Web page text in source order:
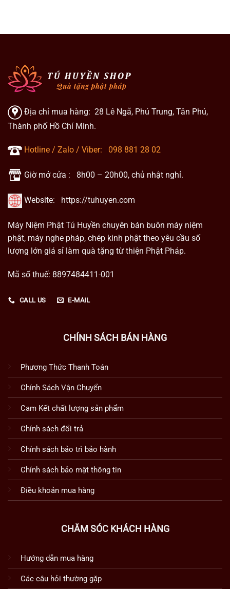
Địa chỉ mua hàng: 28 Lê Ngã, Phú Trung, Tân Phú,
Thành phố Hồ Chí Minh.
Hotline / Zalo / Viber: 098 881 28 02
Giờ mở cửa : 8h00 – 20h00, chủ nhật nghỉ.
Website: https://tuhuyen.com
Máy Niệm Phật Tú Huyền chuyên bán buôn máy niệm
phật, máy nghe pháp, chép kinh phật theo yêu cầu số
lượng lớn giá sỉ làm quà tặng từ thiện Phật Pháp.
Mã số thuế: 8897484411-001
CALL US E-MAIL
CHÍNH SÁCH BÁN HÀNG
Phương Thức Thanh Toán
Chính Sách Vận Chuyển
Cam Kết chất lượng sản phẩm
Chính sách đổi trả
Chính sách bảo trì bảo hành
Chính sách bảo mật thông tin
Điều khoản mua hàng
CHĂM SÓC KHÁCH HÀNG
Hướng dẫn mua hàng
Các câu hỏi thường gặp